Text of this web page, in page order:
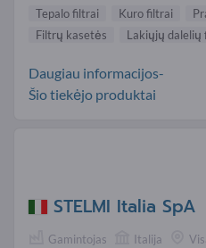
Tepalo filtrai
Kuro filtrai
Filtrų kasetės
Lakiųjų dalelių
Daugiau informacijos-
Šio tiekėjo produktai
STELMI Italia SpA
Gamintojas Italija